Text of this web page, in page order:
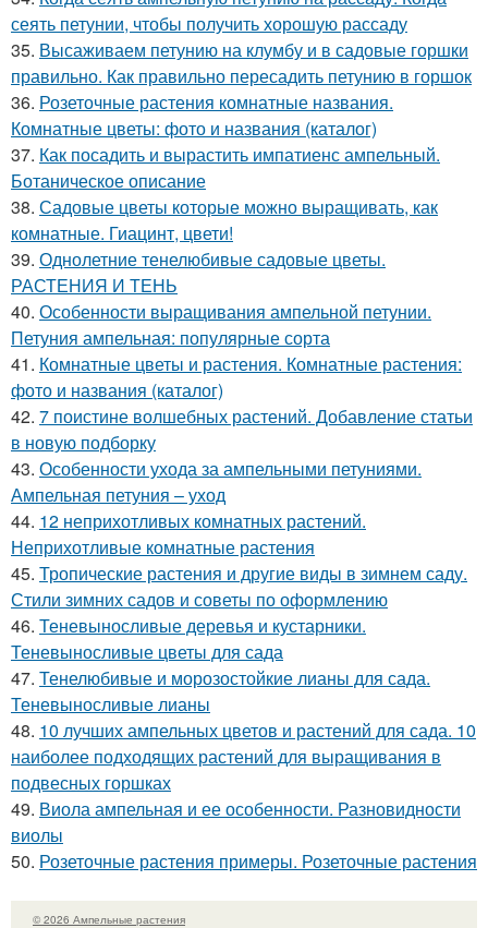
сеять петунии, чтобы получить хорошую рассаду
35. Высаживаем петунию на клумбу и в садовые горшки
правильно. Как правильно пересадить петунию в горшок
36. Розеточные растения комнатные названия.
Комнатные цветы: фото и названия (каталог)
37. Как посадить и вырастить импатиенс ампельный.
Ботаническое описание
38. Садовые цветы которые можно выращивать, как
комнатные. Гиацинт, цвети!
39. Однолетние тенелюбивые садовые цветы.
РАСТЕНИЯ И ТЕНЬ
40. Особенности выращивания ампельной петунии.
Петуния ампельная: популярные сорта
41. Комнатные цветы и растения. Комнатные растения:
фото и названия (каталог)
42. 7 поистине волшебных растений. Добавление статьи
в новую подборку
43. Особенности ухода за ампельными петуниями.
Ампельная петуния – уход
44. 12 неприхотливых комнатных растений.
Неприхотливые комнатные растения
45. Тропические растения и другие виды в зимнем саду.
Стили зимних садов и советы по оформлению
46. Теневыносливые деревья и кустарники.
Теневыносливые цветы для сада
47. Тенелюбивые и морозостойкие лианы для сада.
Теневыносливые лианы
48. 10 лучших ампельных цветов и растений для сада. 10
наиболее подходящих растений для выращивания в
подвесных горшках
49. Виола ампельная и ее особенности. Разновидности
виолы
50. Розеточные растения примеры. Розеточные растения
© 2026 Ампельные растения